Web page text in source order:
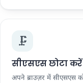
🗜️
सीएसएस छोटा करें
अपने ब्राउज़र में सीएसएस